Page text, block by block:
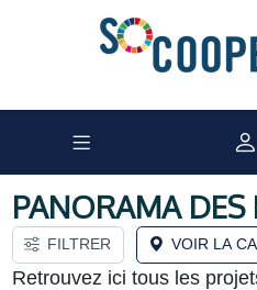
PANORAMA DES
FILTRER VOIR LA
Retrouvez ici tous les